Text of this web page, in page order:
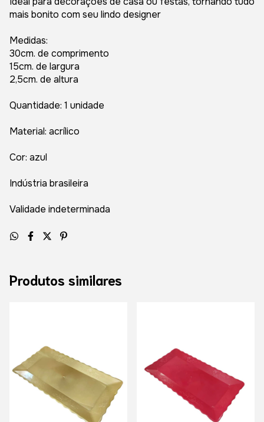
mais bonito com seu lindo designer
Medidas:
30cm. de comprimento
15cm. de largura
2,5cm. de altura
Quantidade: 1 unidade
Material: acrílico
Cor: azul
Indústria brasileira
Validade indeterminada
Produtos similares